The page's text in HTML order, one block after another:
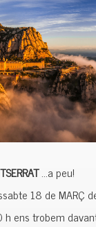
…a peu!
18 de MARÇ
ens trobem